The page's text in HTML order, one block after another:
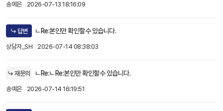
송예은 2026-07-13 18:16:09
답변 ㄴRe:본인만 확인할수 있습니다.
상담자_SH 2026-07-14 08:38:03
재문의 ㄴRe:ㄴRe:본인만 확인할수 있습니다.
송예은 2026-07-14 16:19:51